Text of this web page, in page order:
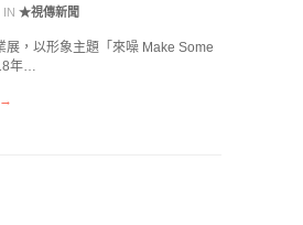
IN ★視傳新聞
展，以形象主題「來噪 Make Some
年…